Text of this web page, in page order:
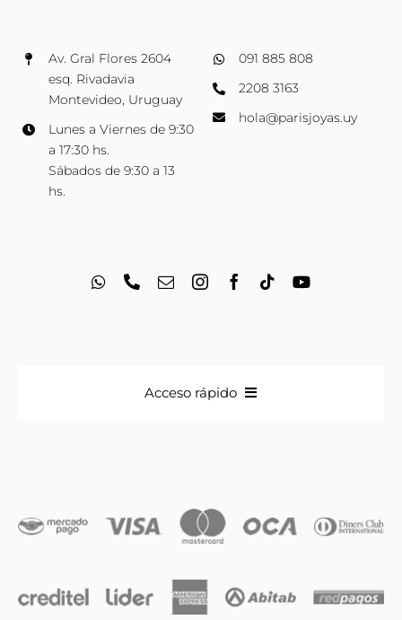
Av. Gral Flores 2604
esq. Rivadavia
Montevideo, Uruguay
Lunes a Viernes de 9:30
a 17:30 hs.
Sábados de 9:30 a 13
hs.
091 885 808
2208 3163
hola@parisjoyas.uy
Acceso rápido
Iniciales